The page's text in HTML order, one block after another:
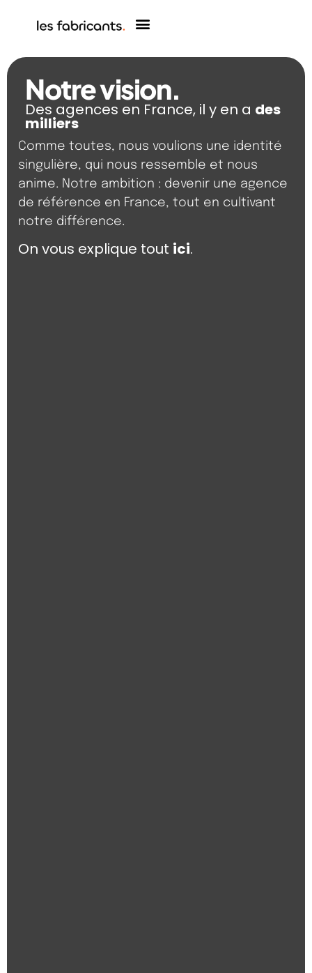
Notre vision.
Des agences en France, il y en a des
milliers
Comme toutes, nous voulions une identité
singulière, qui nous ressemble et nous
anime. Notre ambition : devenir une agence
de référence en France, tout en cultivant
notre différence.
On vous explique tout ici.